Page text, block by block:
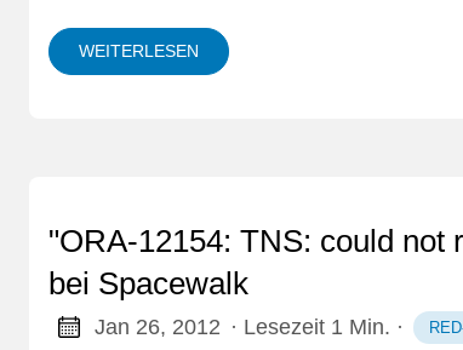
WEITERLESEN
"ORA-12154: TNS: could not
bei Spacewalk
Jan 26, 2012 · Lesezeit 1 Min. ·